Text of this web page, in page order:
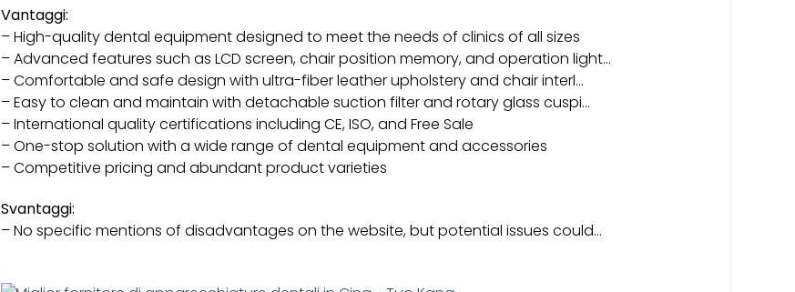
Vantaggi:
– High-quality dental equipment designed to meet the needs of clinics of all sizes
– Advanced features such as LCD screen, chair position memory, and operation light…
– Comfortable and safe design with ultra-fiber leather upholstery and chair interl…
– Easy to clean and maintain with detachable suction filter and rotary glass cuspi…
– International quality certifications including CE, ISO, and Free Sale
– One-stop solution with a wide range of dental equipment and accessories
– Competitive pricing and abundant product varieties
Svantaggi:
– No specific mentions of disadvantages on the website, but potential issues could…